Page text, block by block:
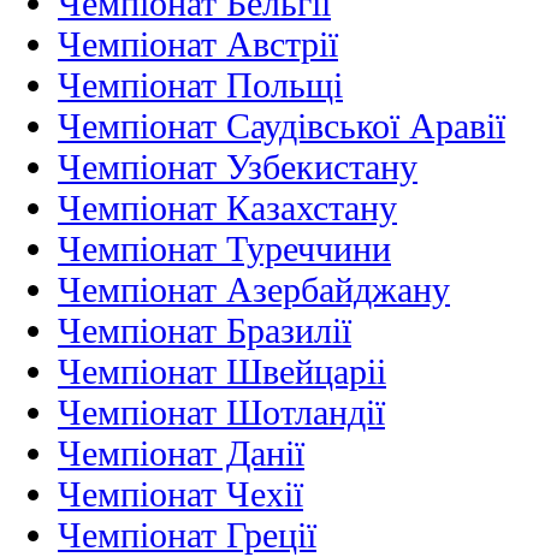
Чемпіонат Австрії
Чемпіонат Польщі
Чемпіонат Саудівської Аравії
Чемпіонат Узбекистану
Чемпіонат Казахстану
Чемпіонат Туреччини
Чемпіонат Азербайджану
Чемпіонат Бразилії
Чемпіонат Швейцаріі
Чемпіонат Шотландії
Чемпіонат Данії
Чемпіонат Чехії
Чемпіонат Греції